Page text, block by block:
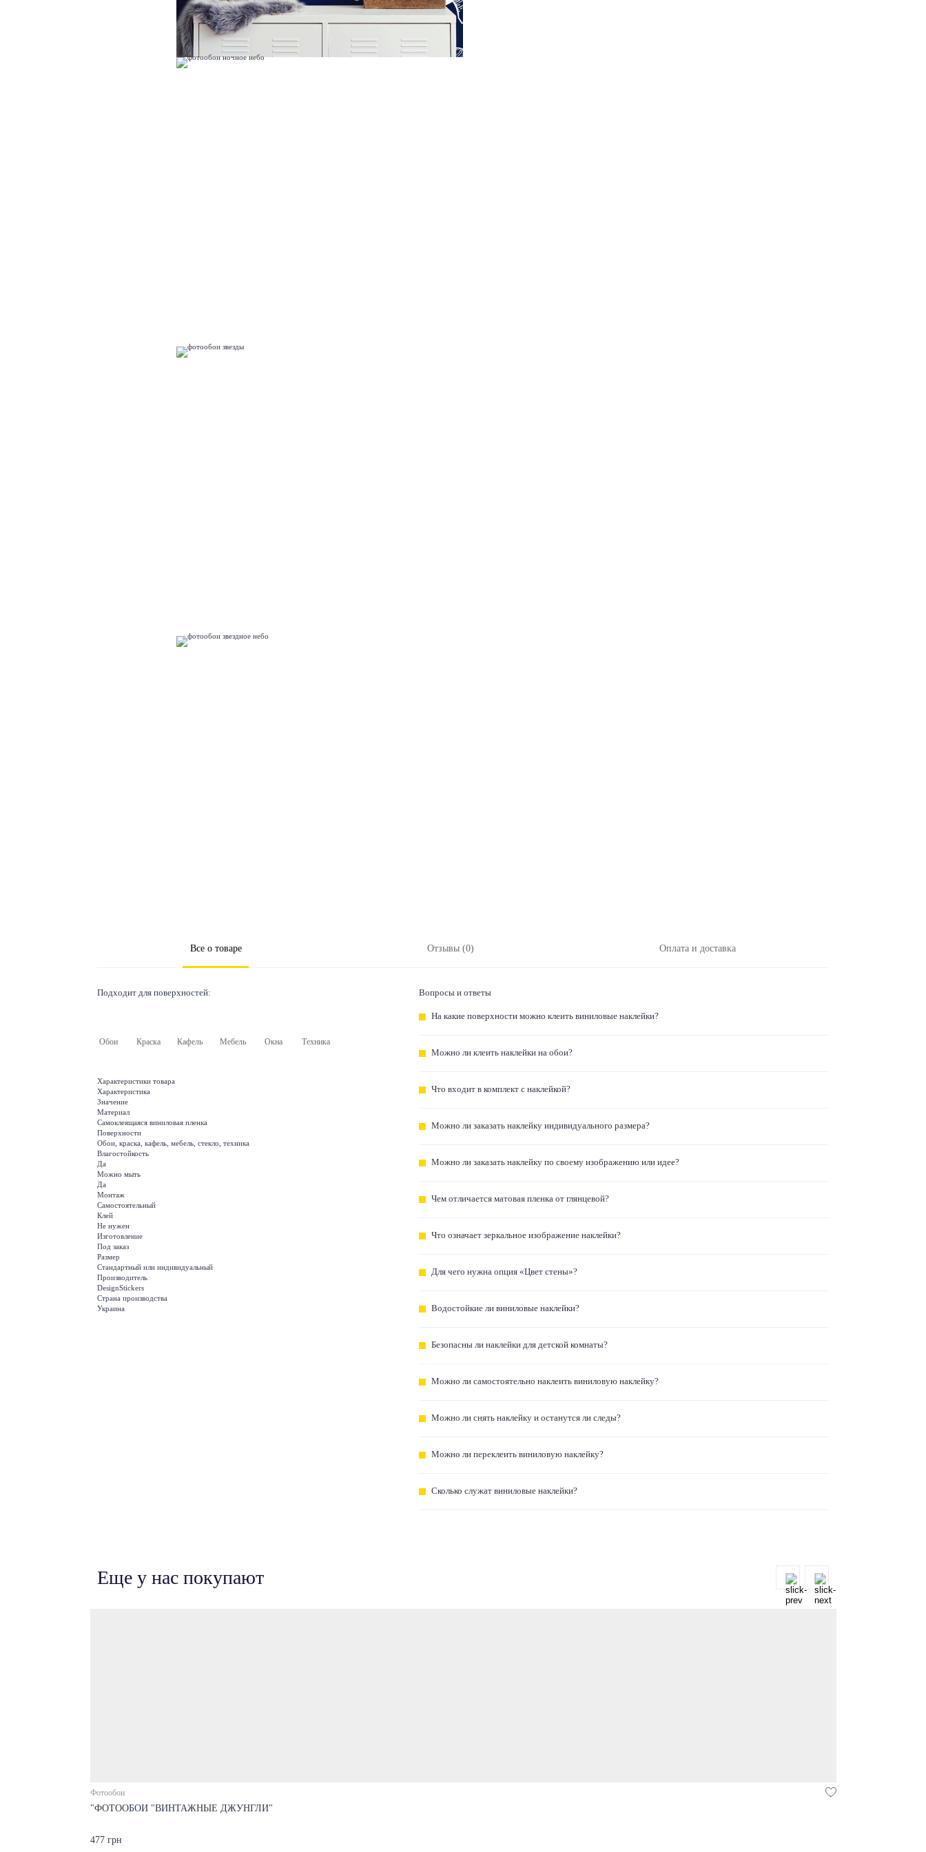
Все о товаре Отзывы (0) Оплата и доставка
Подходит для поверхностей:
Обои Краска Кафель Мебель Окна Техника
Характеристики товара
Характеристика
Значение
Материал
Самоклеящаяся виниловая пленка
Поверхности
Обои, краска, кафель, мебель, стекло, техника
Влагостойкость
Да
Можно мыть
Да
Монтаж
Самостоятельный
Клей
Не нужен
Изготовление
Под заказ
Размер
Стандартный или индивидуальный
Производитель
DesignStickers
Страна производства
Украина
Вопросы и ответы
На какие поверхности можно клеить виниловые наклейки?
Можно ли клеить наклейки на обои?
Что входит в комплект с наклейкой?
Можно ли заказать наклейку индивидуального размера?
Можно ли заказать наклейку по своему изображению или идее?
Чем отличается матовая пленка от глянцевой?
Что означает зеркальное изображение наклейки?
Для чего нужна опция «Цвет стены»?
Водостойкие ли виниловые наклейки?
Безопасны ли наклейки для детской комнаты?
Можно ли самостоятельно наклеить виниловую наклейку?
Можно ли снять наклейку и останутся ли следы?
Можно ли переклеить виниловую наклейку?
Сколько служат виниловые наклейки?
Еще у нас покупают
Фотообои
"ФОТООБОИ "ВИНТАЖНЫЕ ДЖУНГЛИ"
477 грн